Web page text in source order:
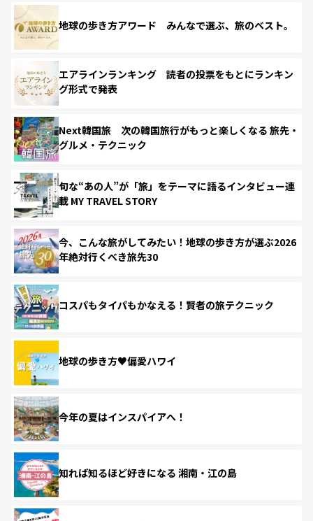
地球の歩き方アワード みんなで選ぶ、旅のベスト。
エアラインランキング 読者の投票をもとにランキン
グ形式で発表
Next韓国旅 次の韓国旅行がもっと楽しくなる 旅先・
グルメ・テクニック
旬な“あの人”が「旅」をテーマに語るインタビュー連
載 MY TRAVEL STORY
今、こんな旅がしてみたい！地球の歩き方が選ぶ2026
年絶対行くべき旅先30
コスパもタイパもかなえる！賢者の旅テクニック
地球の歩き方♥偏愛ハワイ
今年の夏はインスパイアへ！
知れば知るほど好きになる 湘南・江の島